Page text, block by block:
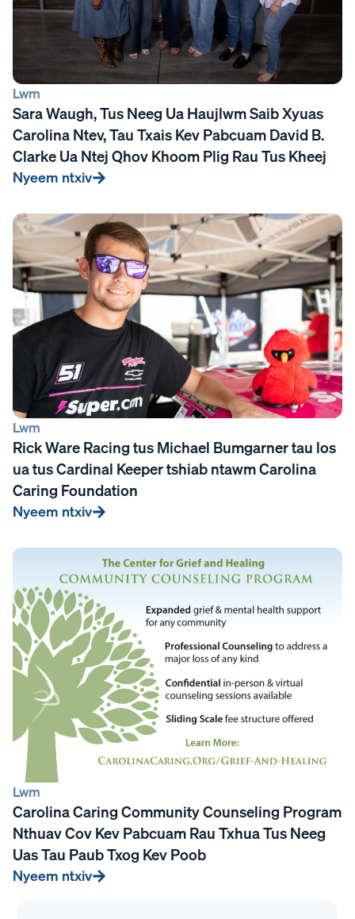
Lwm
Sara Waugh, Tus Neeg Ua Haujlwm Saib Xyuas
Carolina Ntev, Tau Txais Kev Pabcuam David B.
Clarke Ua Ntej Qhov Khoom Plig Rau Tus Kheej
Nyeem ntxiv
Lwm
Rick Ware Racing tus Michael Bumgarner tau los
ua tus Cardinal Keeper tshiab ntawm Carolina
Caring Foundation
Nyeem ntxiv
Lwm
Carolina Caring Community Counseling Program
Nthuav Cov Kev Pabcuam Rau Txhua Tus Neeg
Uas Tau Paub Txog Kev Poob
Nyeem ntxiv